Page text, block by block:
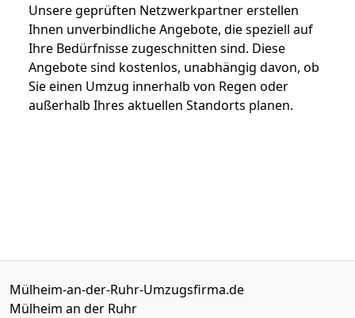
Unsere geprüften Netzwerkpartner erstellen
Ihnen unverbindliche Angebote, die speziell auf
Ihre Bedürfnisse zugeschnitten sind. Diese
Angebote sind kostenlos, unabhängig davon, ob
Sie einen Umzug innerhalb von Regen oder
außerhalb Ihres aktuellen Standorts planen.
Mülheim-an-der-Ruhr-Umzugsfirma.de
Mülheim an der Ruhr